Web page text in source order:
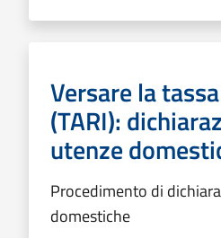
Versare la
(TARI):
utenze
Procedimento di
domestiche